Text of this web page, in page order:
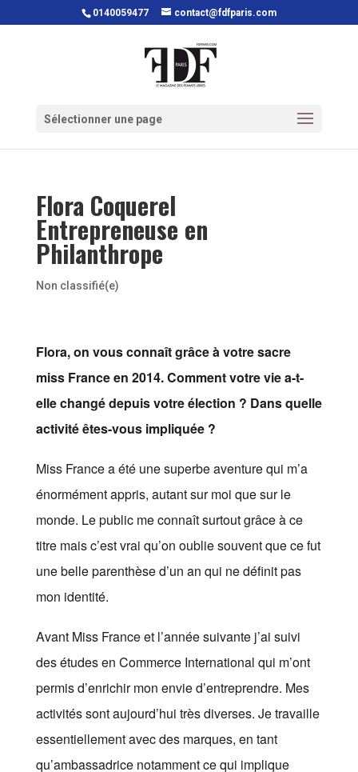
0140059477 contact@fdfparis.com
Sélectionner une page
Flora Coquerel
Entrepreneuse en
Philanthrope
Non classifié(e)
Flora, on vous connaît grâce à votre sacre
miss France en 2014. Comment votre vie a-t-
elle changé depuis votre élection ? Dans quelle
activité êtes-vous impliquée ?
Miss France a été une superbe aventure qui m’a
énormément appris, autant sur moi que sur le
monde. Le public me connaît surtout grâce à ce
titre mais c’est vrai qu’on oublie souvent que ce fut
une belle parenthèse d’un an qui ne définit pas
mon identité.
Avant Miss France et l’année suivante j’ai suivi
des études en Commerce International qui m’ont
permis d’enrichir mon envie d’entreprendre. Mes
activités sont aujourd’hui très diverses. Je travaille
essentiellement avec des marques, en tant
qu’ambassadrice notamment ce qui implique